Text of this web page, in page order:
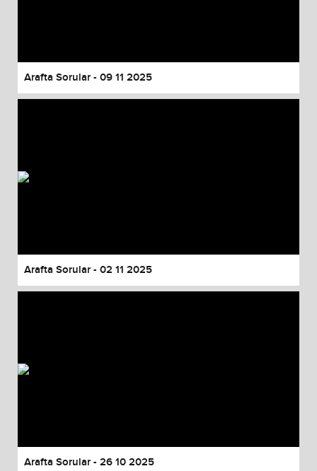
Arafta Sorular - 09 11 2025
Arafta Sorular - 02 11 2025
Arafta Sorular - 26 10 2025